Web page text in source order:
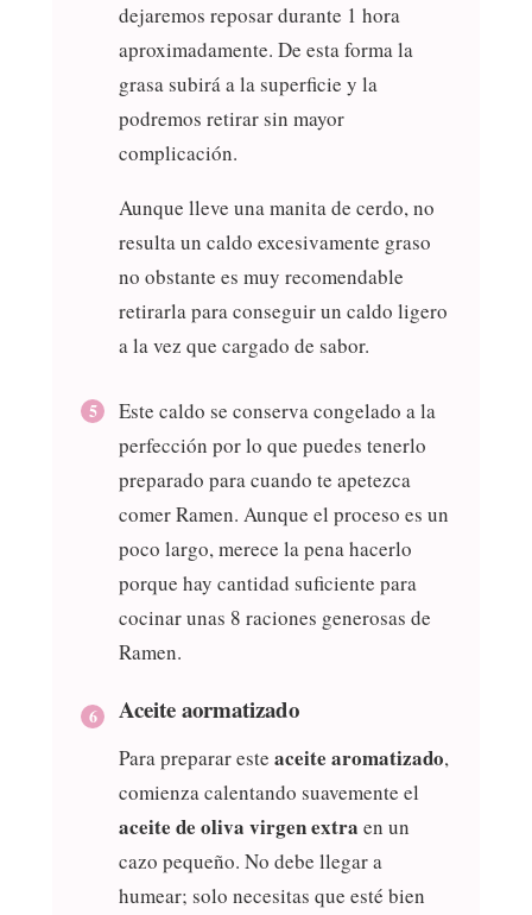
dejaremos reposar durante 1 hora
aproximadamente. De esta forma la
grasa subirá a la superficie y la
podremos retirar sin mayor
complicación.
Aunque lleve una manita de cerdo, no
resulta un caldo excesivamente graso
no obstante es muy recomendable
retirarla para conseguir un caldo ligero
a la vez que cargado de sabor.
Este caldo se conserva congelado a la
perfección por lo que puedes tenerlo
preparado para cuando te apetezca
comer Ramen. Aunque el proceso es un
poco largo, merece la pena hacerlo
porque hay cantidad suficiente para
cocinar unas 8 raciones generosas de
Ramen.
Aceite aormatizado
Para preparar este aceite aromatizado,
comienza calentando suavemente el
aceite de oliva virgen extra en un
cazo pequeño. No debe llegar a
humear; solo necesitas que esté bien